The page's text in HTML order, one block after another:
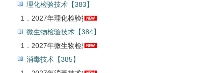
理化检验技术【383】
1． 2027年理化检验技术中级职称考试题库【真题精选＋章节题库＋模拟试题】AI讲解
微生物检验技术【384】
1． 2027年微生物检验技术中级职称考试题库【真题精选＋章节题库＋模拟试题】AI讲解
消毒技术【385】